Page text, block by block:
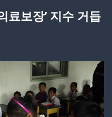
료보장’ 지수 거듭